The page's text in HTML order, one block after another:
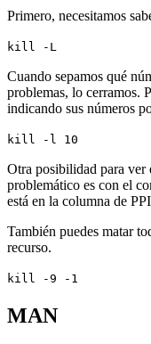
Primero, necesitamos
kill -L
Cuando sepamos qué
problemas, lo cerramos.
indicando sus números
kill -l 10
Otra posibilidad para ver
problemático es con el
está en la columna de
También puedes matar
recurso.
kill -9 -1
MAN